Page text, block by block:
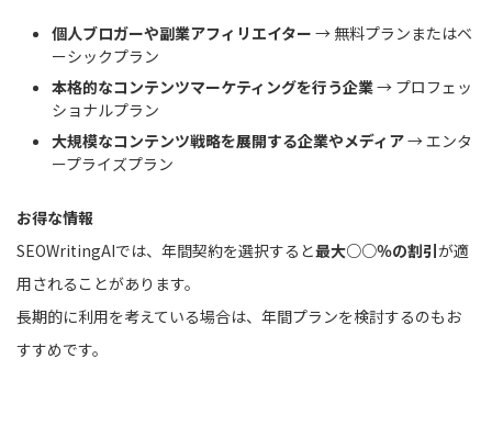
個人ブロガーや副業アフィリエイター → 無料プランまたはベ
ーシックプラン
本格的なコンテンツマーケティングを行う企業→ プロフェッ
ショナルプラン
大規模なコンテンツ戦略を展開する企業やメディア→ エンタ
ープライズプラン
お得な情報
SEOWritingAIでは、年間契約を選択すると最大○○％の割引が適
用されることがあります。
長期的に利用を考えている場合は、年間プランを検討するのもお
すすめです。